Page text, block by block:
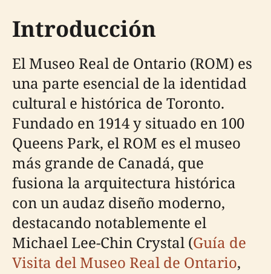
Introducción
El Museo Real de Ontario (ROM) es
una parte esencial de la identidad
cultural e histórica de Toronto.
Fundado en 1914 y situado en 100
Queens Park, el ROM es el museo
más grande de Canadá, que
fusiona la arquitectura histórica
con un audaz diseño moderno,
destacando notablemente el
Michael Lee-Chin Crystal (Guía de
Visita del Museo Real de Ontario,